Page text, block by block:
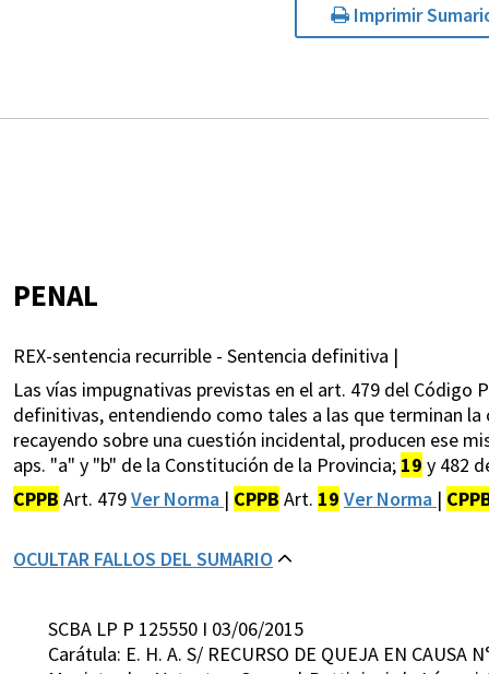
Imprimir
PENAL
REX-sentencia recurrible - Sentencia definitiva |
Las vías impugnativas previstas en el art. 479 del Código
definitivas, entendiendo como tales a las que terminan la
recayendo sobre una cuestión incidental, producen ese
aps. "a" y "b" de la Constitución de la Provincia; 19 y 482
CPPB Art. 479Ver Norma | CPPB Art. 19 Ver Norma |
OCULTAR FALLOS DEL SUMARIO
SCBA LP P 125550 I 03/06/2015
Carátula: E. H. A. S/ RECURSO DE QUEJA EN CAUSA